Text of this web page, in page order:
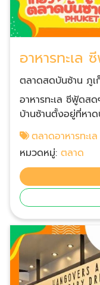
อาหารทะเล
ตลาดสดป่าต
ตลาดสดบันซ้าน ภูเ
อาหารทะเล ซีฟู้ดส
บ้านซ้านตั้งอยู่ที่หา
พลาซ่า มีที่จอดรถหน้
อาหารทะเลสด เช่
ขนาดตัว กั้งโลละ
มีหอยนางรม หอย
สด ผลไม้นานาชนิด
แล้วนำขึ้นมาทำเป็น
ตลาดสดใกล้ฉันป่า
เที่ยว ป่าตอง หาดก
ตองต้องแวะตลาด
สุดๆ ของป่าตอง เ
น.
ตลาดอาหารทะเล
หมวดหมู่:ตลาด